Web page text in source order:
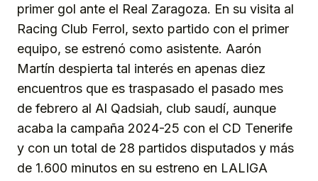
primer gol ante el Real Zaragoza. En su visita al
Racing Club Ferrol, sexto partido con el primer
equipo, se estrenó como asistente. Aarón
Martín despierta tal interés en apenas diez
encuentros que es traspasado el pasado mes
de febrero al Al Qadsiah, club saudí, aunque
acaba la campaña 2024-25 con el CD Tenerife
y con un total de 28 partidos disputados y más
de 1.600 minutos en su estreno en LALIGA